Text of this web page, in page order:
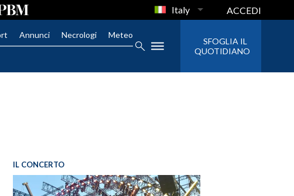
Italy ACCEDI
Annunci Necrologi Meteo
SFOGLIA IL
QUOTIDIANO
IL CONCERTO